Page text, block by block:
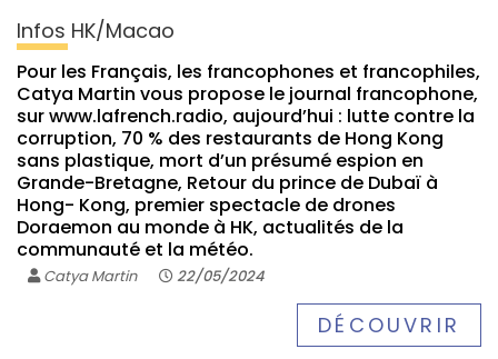
Infos HK/Macao
Pour les Français, les francophones et francophiles,
Catya Martin vous propose le journal francophone,
sur www.lafrench.radio, aujourd’hui : lutte contre la
corruption, 70 % des restaurants de Hong Kong
sans plastique, mort d’un présumé espion en
Grande-Bretagne, Retour du prince de Dubaï à
Hong- Kong, premier spectacle de drones
Doraemon au monde à HK, actualités de la
communauté et la météo.
Catya Martin 22/05/2024
DÉCOUVRIR